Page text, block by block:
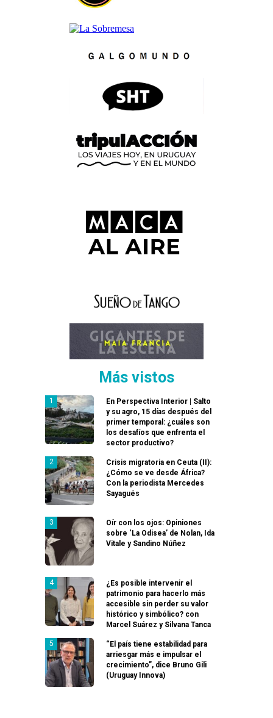
Más vistos
En Perspectiva Interior | Salto
y su agro, 15 días después del
primer temporal: ¿cuáles son
los desafíos que enfrenta el
sector productivo?
Crisis migratoria en Ceuta (II):
¿Cómo se ve desde África?
Con la periodista Mercedes
Sayagués
Oír con los ojos: Opiniones
sobre ‘La Odisea’ de Nolan, Ida
Vitale y Sandino Núñez
¿Es posible intervenir el
patrimonio para hacerlo más
accesible sin perder su valor
histórico y simbólico? con
Marcel Suárez y Silvana Tanca
“El país tiene estabilidad para
arriesgar más e impulsar el
crecimiento”, dice Bruno Gili
(Uruguay Innova)